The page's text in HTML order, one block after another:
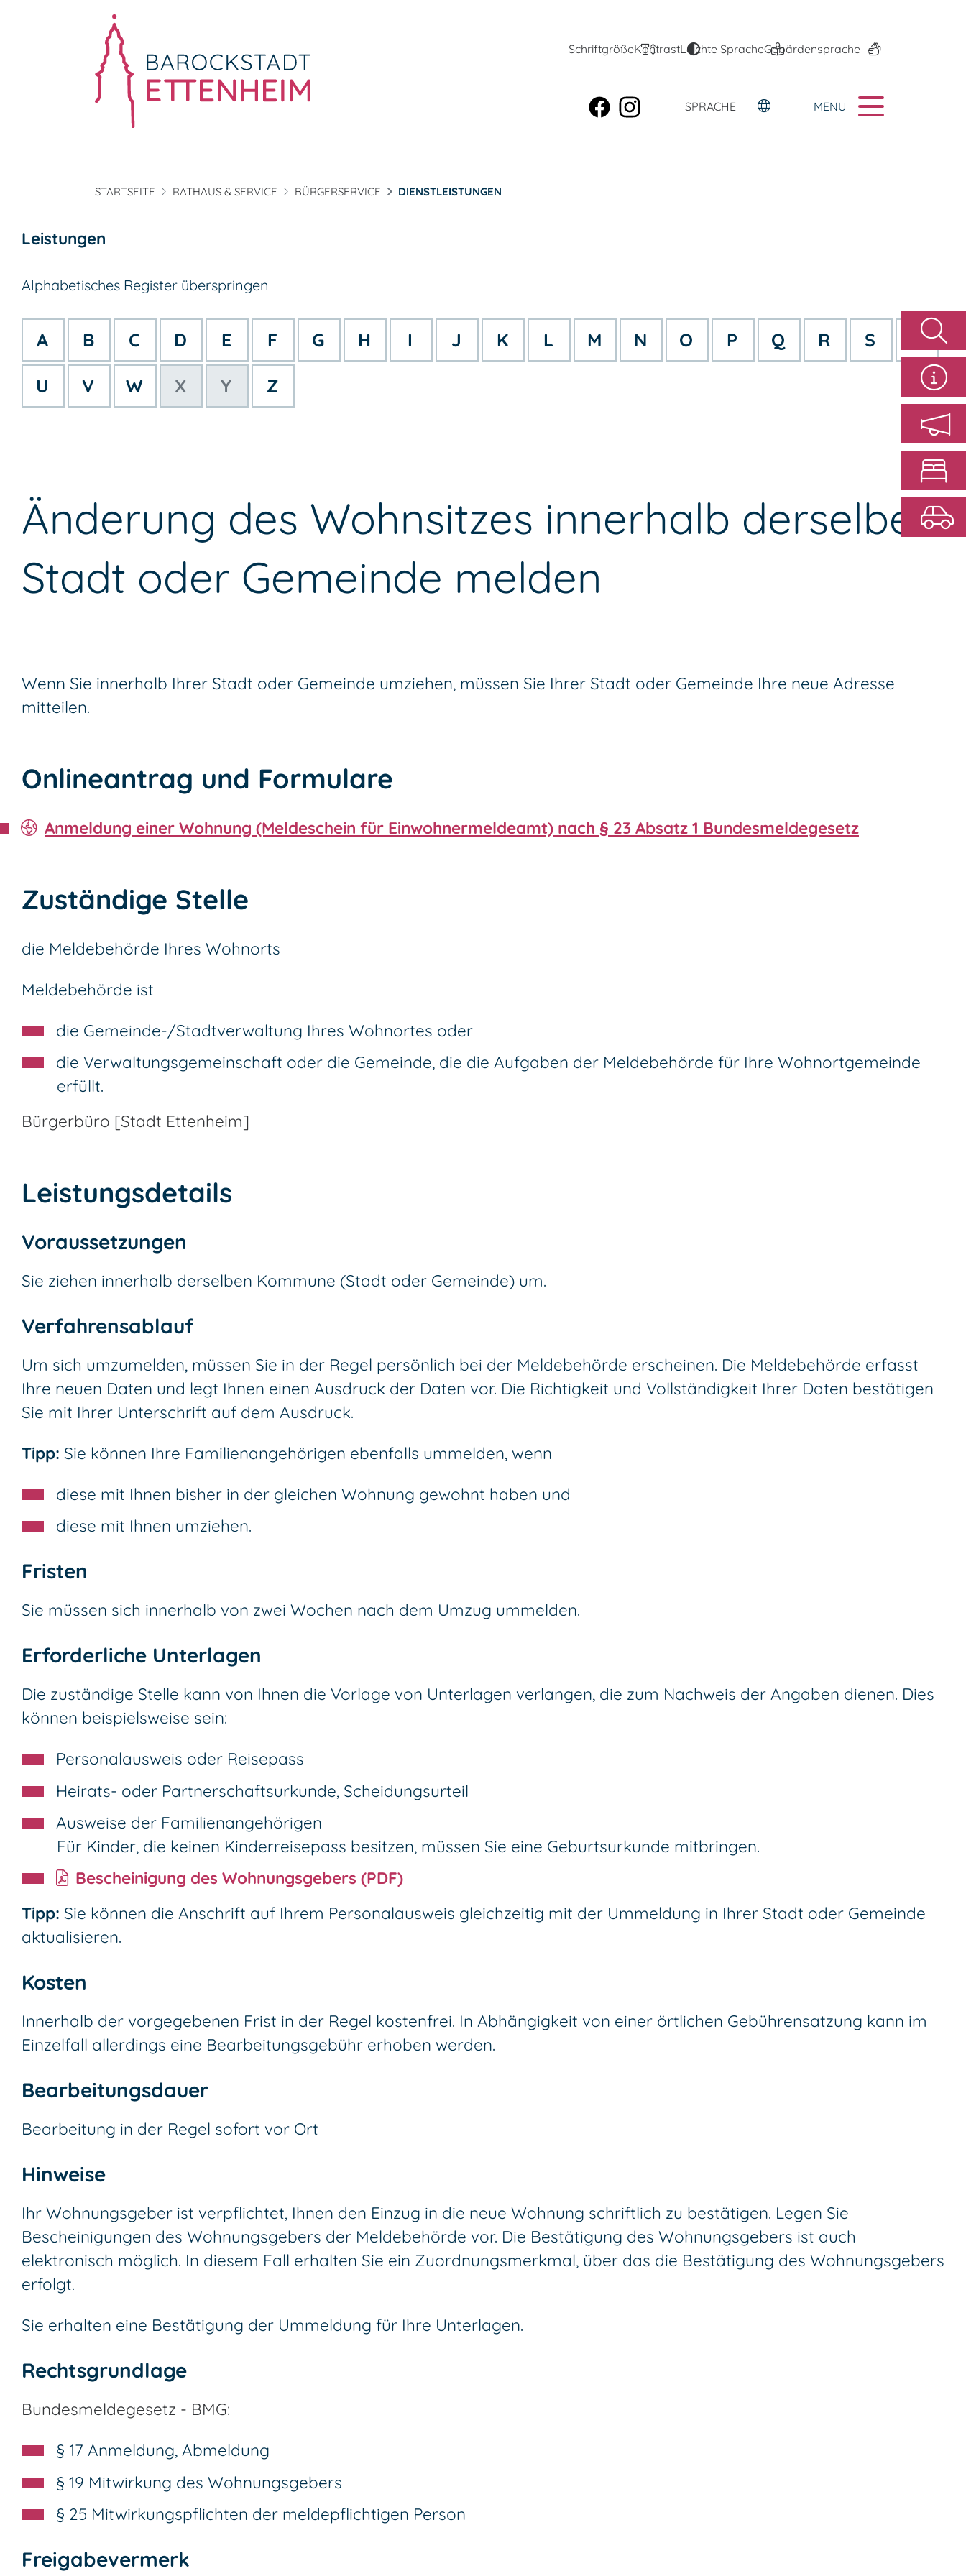
SchriftgrößeKontrastLeichte SpracheGebärdensprache
SPRACHE MENU
STARTSEITE RATHAUS & SERVICE BÜRGERSERVICE DIENSTLEISTUNGEN
Leistungen
Alphabetisches Register überspringen
A B C D E F G H I J K L M N O P Q R S T
U V W X Y Z
Änderung des Wohnsitzes innerhalb derselben
Stadt oder Gemeinde melden
Wenn Sie innerhalb Ihrer Stadt oder Gemeinde umziehen, müssen Sie Ihrer Stadt oder Gemeinde Ihre neue Adresse
mitteilen.
Onlineantrag und Formulare
Anmeldung einer Wohnung (Meldeschein für Einwohnermeldeamt) nach § 23 Absatz 1 Bundesmeldegesetz
Zuständige Stelle
die Meldebehörde Ihres Wohnorts
Meldebehörde ist
die Gemeinde-/Stadtverwaltung Ihres Wohnortes oder
die Verwaltungsgemeinschaft oder die Gemeinde, die die Aufgaben der Meldebehörde für Ihre Wohnortgemeinde
erfüllt.
Bürgerbüro [Stadt Ettenheim]
Leistungsdetails
Voraussetzungen
Sie ziehen innerhalb derselben Kommune (Stadt oder Gemeinde) um.
Verfahrensablauf
Um sich umzumelden, müssen Sie in der Regel persönlich bei der Meldebehörde erscheinen. Die Meldebehörde erfasst
Ihre neuen Daten und legt Ihnen einen Ausdruck der Daten vor. Die Richtigkeit und Vollständigkeit Ihrer Daten bestätigen
Sie mit Ihrer Unterschrift auf dem Ausdruck.
Tipp: Sie können Ihre Familienangehörigen ebenfalls ummelden, wenn
diese mit Ihnen bisher in der gleichen Wohnung gewohnt haben und
diese mit Ihnen umziehen.
Fristen
Sie müssen sich innerhalb von zwei Wochen nach dem Umzug ummelden.
Erforderliche Unterlagen
Die zuständige Stelle kann von Ihnen die Vorlage von Unterlagen verlangen, die zum Nachweis der Angaben dienen. Dies
können beispielsweise sein:
Personalausweis oder Reisepass
Heirats- oder Partnerschaftsurkunde, Scheidungsurteil
Ausweise der Familienangehörigen
Für Kinder, die keinen Kinderreisepass besitzen, müssen Sie eine Geburtsurkunde mitbringen.
Bescheinigung des Wohnungsgebers (PDF)
Tipp: Sie können die Anschrift auf Ihrem Personalausweis gleichzeitig mit der Ummeldung in Ihrer Stadt oder Gemeinde
aktualisieren.
Kosten
Innerhalb der vorgegebenen Frist in der Regel kostenfrei. In Abhängigkeit von einer örtlichen Gebührensatzung kann im
Einzelfall allerdings eine Bearbeitungsgebühr erhoben werden.
Bearbeitungsdauer
Bearbeitung in der Regel sofort vor Ort
Hinweise
Ihr Wohnungsgeber ist verpflichtet, Ihnen den Einzug in die neue Wohnung schriftlich zu bestätigen. Legen Sie
Bescheinigungen des Wohnungsgebers der Meldebehörde vor. Die Bestätigung des Wohnungsgebers ist auch
elektronisch möglich. In diesem Fall erhalten Sie ein Zuordnungsmerkmal, über das die Bestätigung des Wohnungsgebers
erfolgt.
Sie erhalten eine Bestätigung der Ummeldung für Ihre Unterlagen.
Rechtsgrundlage
Bundesmeldegesetz - BMG:
§ 17 Anmeldung, Abmeldung
§ 19 Mitwirkung des Wohnungsgebers
§ 25 Mitwirkungspflichten der meldepflichtigen Person
Freigabevermerk